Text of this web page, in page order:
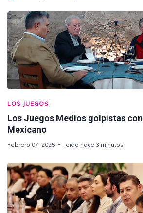
LOS JUEGOS
Los Juegos Medios golpistas
Mexicano
Febrero 07, 2025 leido hace 3 minutos